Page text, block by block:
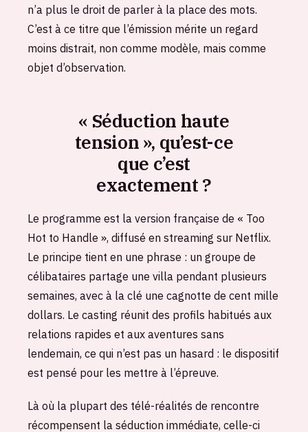
n’a plus le droit de parler à la place des mots.
C’est à ce titre que l’émission mérite un regard
moins distrait, non comme modèle, mais comme
objet d’observation.
« Séduction haute
tension », qu’est-ce
que c’est
exactement ?
Le programme est la version française de « Too
Hot to Handle », diffusé en streaming sur Netflix.
Le principe tient en une phrase : un groupe de
célibataires partage une villa pendant plusieurs
semaines, avec à la clé une cagnotte de cent mille
dollars. Le casting réunit des profils habitués aux
relations rapides et aux aventures sans
lendemain, ce qui n’est pas un hasard : le dispositif
est pensé pour les mettre à l’épreuve.
Là où la plupart des télé-réalités de rencontre
récompensent la séduction immédiate, celle-ci